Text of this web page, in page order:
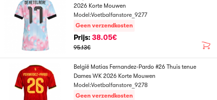
2026 Korte Mouwen
Model:Voetbalfanstore_9277
Geen verzendkosten
Prijs: 38.05€
95.13€
België Matias Fernandez-Pardo #26 Thuis tenue
Dames WK 2026 Korte Mouwen
Model:Voetbalfanstore_9278
Geen verzendkosten